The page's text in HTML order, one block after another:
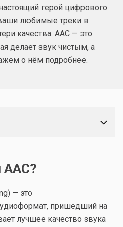
герой цифрового
любимые треки в
качества. AAC — это
делает звук чистым, а
о нём подробнее.
— это
пришедший на
лучшее качество звука